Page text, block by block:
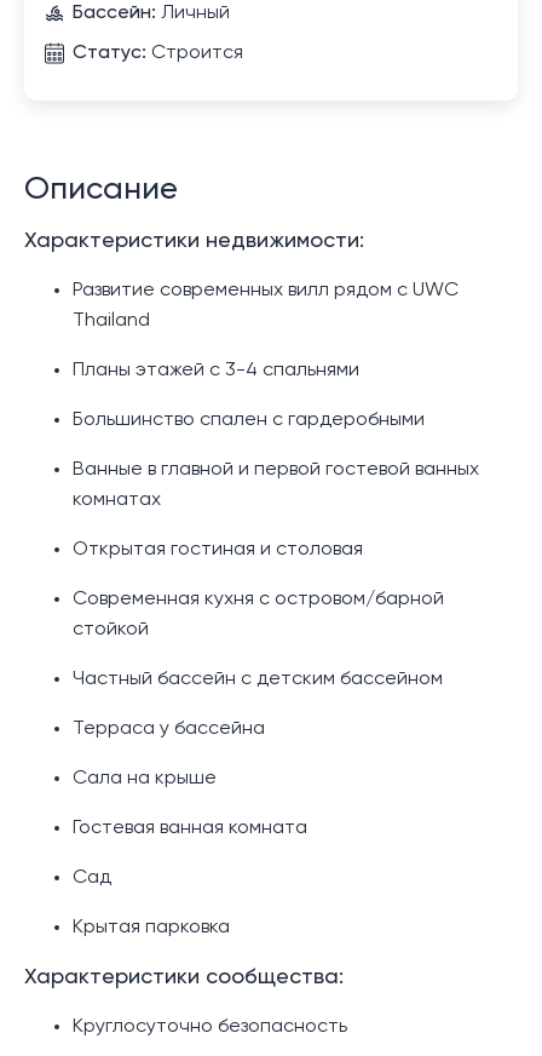
Бассейн: Личный
Статус: Строится
Описание
Характеристики недвижимости:
Развитие современных вилл рядом с UWC
Thailand
Планы этажей с 3-4 спальнями
Большинство спален с гардеробными
Ванные в главной и первой гостевой ванных
комнатах
Открытая гостиная и столовая
Современная кухня с островом/барной
стойкой
Частный бассейн с детским бассейном
Терраса у бассейна
Сала на крыше
Гостевая ванная комната
Сад
Крытая парковка
Характеристики сообщества:
Круглосуточно безопасность